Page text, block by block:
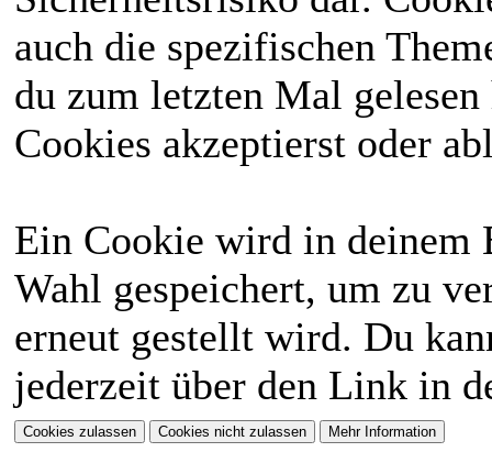
auch die spezifischen
du zum letzten Mal
Cookies akzeptierst oder
Ein Cookie wird in deinem
Wahl gespeichert, um zu
erneut gestellt wird. Du
jederzeit über den Link in